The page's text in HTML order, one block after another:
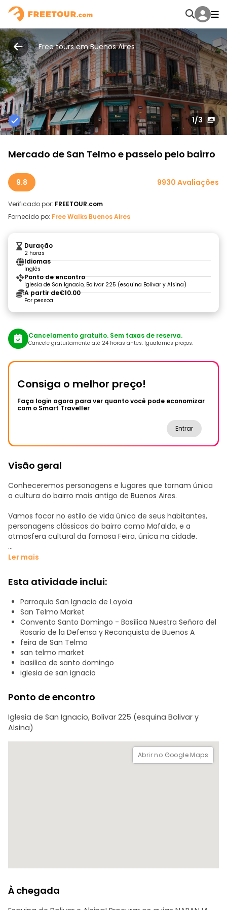
Free tours em Buenos Aires
1/3
Mercado de San Telmo e passeio pelo bairro
9.8 9930 Avaliações
Verificado por: FREETOUR.com
Fornecido po: Free Walks Buenos Aires
Duração
2 horas
Idiomas
Inglês
Ponto de encontro
Iglesia de San Ignacio, Bolivar 225 (esquina Bolivar y Alsina)
A partir de€10.00
Por pessoa
Cancelamento gratuito. Sem taxas de reserva.
Cancele gratuitamente até 24 horas antes. Igualamos preços.
Consiga o melhor preço!
Faça login agora para ver quanto você pode economizar
com o Smart Traveller
Entrar
Visão geral
Conheceremos personagens e lugares que tornam única
a cultura do bairro mais antigo de Buenos Aires.
Vamos focar no estilo de vida único de seus habitantes,
personagens clássicos do bairro como Mafalda, e a
atmosfera cultural da famosa Feira, única na cidade.
O passeio é aos domingos às 11 horas, encontramo-nos na
Ler mais
Esta atividade inclui:
Parroquia San Ignacio de Loyola
San Telmo Market
Convento Santo Domingo - Basílica Nuestra Señora del
Rosario de la Defensa y Reconquista de Buenos A
feira de San Telmo
san telmo market
basilica de santo domingo
iglesia de san ignacio
Ponto de encontro
Iglesia de San Ignacio, Bolivar 225 (esquina Bolivar y
Alsina)
Abrir no Google Maps
À chegada